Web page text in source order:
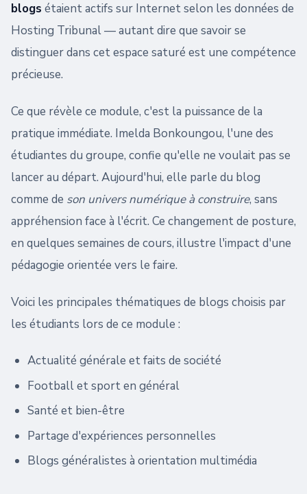
blogs étaient actifs sur Internet selon les données de
Hosting Tribunal — autant dire que savoir se
distinguer dans cet espace saturé est une compétence
précieuse.
Ce que révèle ce module, c'est la puissance de la
pratique immédiate. Imelda Bonkoungou, l'une des
étudiantes du groupe, confie qu'elle ne voulait pas se
lancer au départ. Aujourd'hui, elle parle du blog
comme de son univers numérique à construire, sans
appréhension face à l'écrit. Ce changement de posture,
en quelques semaines de cours, illustre l'impact d'une
pédagogie orientée vers le faire.
Voici les principales thématiques de blogs choisis par
les étudiants lors de ce module :
Actualité générale et faits de société
Football et sport en général
Santé et bien-être
Partage d'expériences personnelles
Blogs généralistes à orientation multimédia